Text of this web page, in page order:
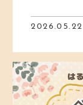
2026.05.22